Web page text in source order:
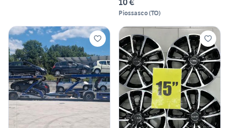
10 €
Piossasco(TO)